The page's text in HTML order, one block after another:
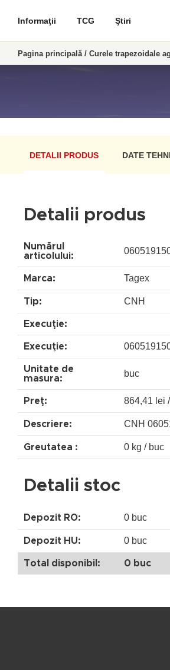
Informaţii TCG Ştiri
Pagina principală / Curele trapezoidale
DETALII PRODUS DATE
Detalii produs
Numărul
articolului:
Marca: Tagex
Tip: CNH
Execuţie:
Execuţie:
Unitate de
masura:
buc
Preţ: 864,41 lei
Descriere: CNH
Greutatea : 0 kg / buc
Detalii stoc
Depozit RO: 0 buc
Depozit HU: 0 buc
Total disponibil: 0 buc